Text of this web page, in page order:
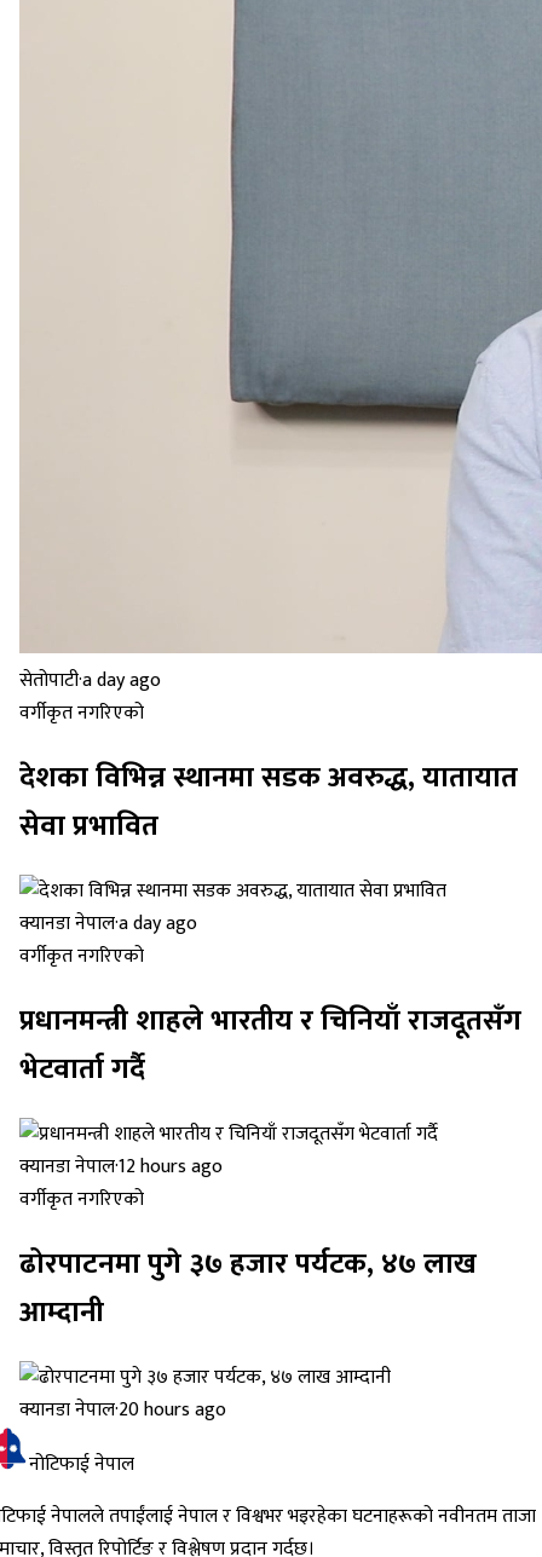
सेतोपाटी·a day ago
वर्गीकृत नगरिएको
देशका विभिन्न स्थानमा सडक अवरुद्ध, यातायात
सेवा प्रभावित
क्यानडा नेपाल·a day ago
वर्गीकृत नगरिएको
प्रधानमन्त्री शाहले भारतीय र चिनियाँ राजदूतसँग
भेटवार्ता गर्दै
क्यानडा नेपाल·12 hours ago
वर्गीकृत नगरिएको
ढोरपाटनमा पुगे ३७ हजार पर्यटक, ४७ लाख
आम्दानी
क्यानडा नेपाल·20 hours ago
नोटिफाई नेपाल
नेपालले तपाईंलाई नेपाल र विश्वभर भइरहेका घटनाहरूको नवीनतम ताजा
विस्तृत रिपोर्टिङ र विश्लेषण प्रदान गर्दछ।